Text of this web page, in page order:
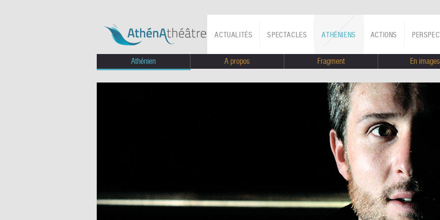
ACTIONS
ATHÉNIENS
SPECTACLES
ACTUALITÉS
Athénien A propos Fragment En images